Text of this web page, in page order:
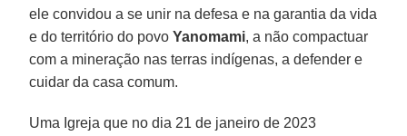
ele convidou a se unir na defesa e na garantia da vida
e do território do povoYanomami, a não compactuar
com a mineração nas terras indígenas, a defender e
cuidar da casa comum.
Uma Igreja que no dia 21 de janeiro de 2023